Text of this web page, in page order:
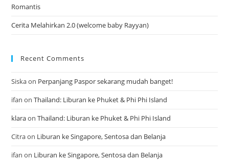
Romantis
Cerita Melahirkan 2.0 (welcome baby Rayyan)
Recent Comments
Siskaon Perpanjang Paspor sekarang mudah banget!
ifan onThailand: Liburan ke Phuket & Phi Phi Island
klaraonThailand: Liburan ke Phuket & Phi Phi Island
Citraon Liburan ke Singapore, Sentosa dan Belanja
ifan on Liburan ke Singapore, Sentosa dan Belanja